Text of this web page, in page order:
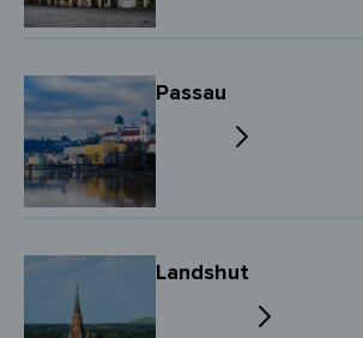
Passau
Landshut